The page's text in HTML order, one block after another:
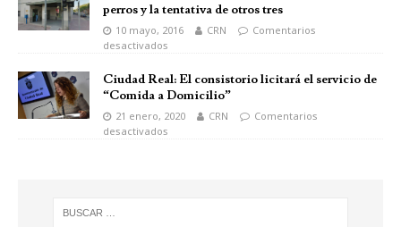
perros y la tentativa de otros tres
10 mayo, 2016 CRN
Comentarios
desactivados
Ciudad Real: El consistorio licitará el servicio de
“Comida a Domicilio”
21 enero, 2020 CRN
Comentarios
desactivados